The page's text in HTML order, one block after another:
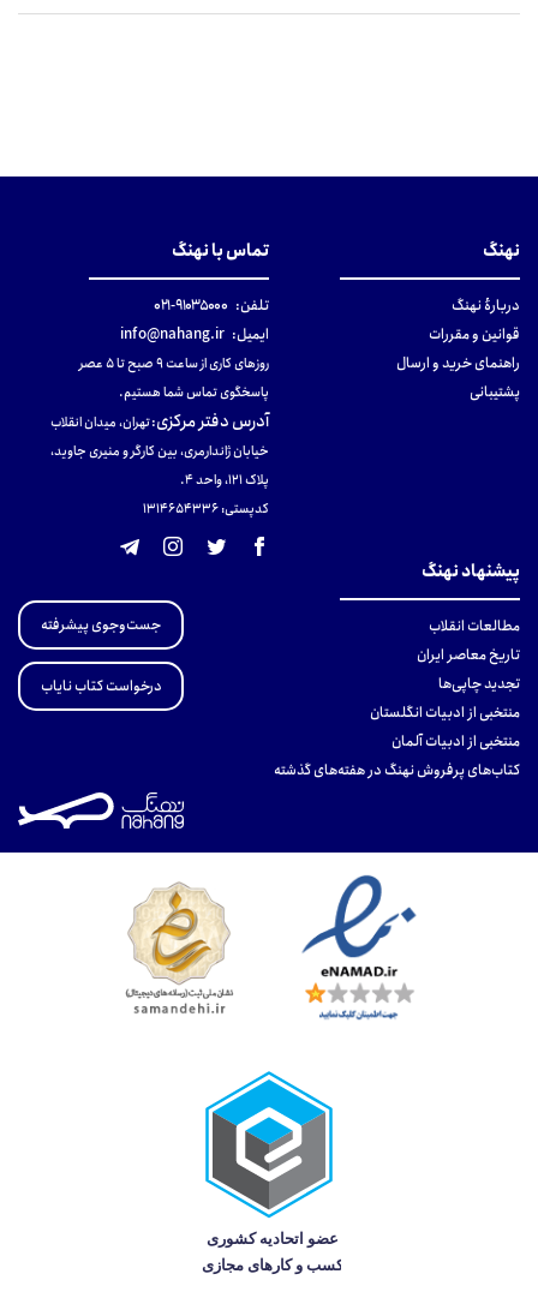
نهنگ
دربارهٔ نهنگ
قوانین و مقررات
راهنمای خرید و ارسال
پشتیبانی
تماس با نهنگ
تلفن: ۹۱۰۳۵۰۰۰-۰۲۱
ایمیل: info@nahang.ir
روزهای کاری از ساعت ۹ صبح تا ۵ عصر
پاسخگوی تماس شما هستیم.
آدرس دفتر مرکزی:تهران، میدان انقلاب
خیابان ژاندارمری، بین کارگر و منیری جاوید،
پلاک 121، واحد ۴.
کدپستی: 131465433۶
پیشنهاد نهنگ
مطالعات انقلاب
تاریخ معاصر ایران
تجدید چاپی‌ها
منتخبی از ادبیات انگلستان
منتخبی از ادبیات آلمان
کتاب‌های پرفروش نهنگ در هفته‌های گذشته
جست‌وجوی پیشرفته
درخواست کتاب نایاب